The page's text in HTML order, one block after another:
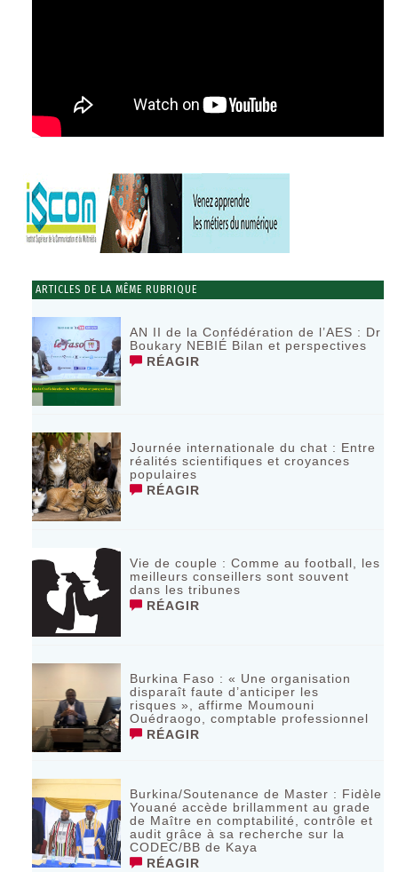
ARTICLES DE LA MÊME RUBRIQUE
AN II de la Confédération de l’AES : Dr
Boukary NEBIÉ Bilan et perspectives
RÉAGIR
Journée internationale du chat : Entre
réalités scientifiques et croyances
populaires
RÉAGIR
Vie de couple : Comme au football, les
meilleurs conseillers sont souvent
dans les tribunes
RÉAGIR
Burkina Faso : « Une organisation
disparaît faute d’anticiper les
risques », affirme Moumouni
Ouédraogo, comptable professionnel
RÉAGIR
Burkina/Soutenance de Master : Fidèle
Youané accède brillamment au grade
de Maître en comptabilité, contrôle et
audit grâce à sa recherche sur la
CODEC/BB de Kaya
RÉAGIR